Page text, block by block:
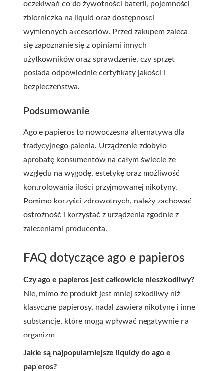
oczekiwań co do żywotności baterii, pojemności
zbiorniczka na liquid oraz dostępności
wymiennych akcesoriów. Przed zakupem zaleca
się zapoznanie się z opiniami innych
użytkowników oraz sprawdzenie, czy sprzęt
posiada odpowiednie certyfikaty jakości i
bezpieczeństwa.
Podsumowanie
Ago e papieros to nowoczesna alternatywa dla
tradycyjnego palenia. Urządzenie zdobyło
aprobatę konsumentów na całym świecie ze
względu na wygodę, estetykę oraz możliwość
kontrolowania ilości przyjmowanej nikotyny.
Pomimo korzyści zdrowotnych, należy zachować
ostrożność i korzystać z urządzenia zgodnie z
zaleceniami producenta.
FAQ dotyczące ago e papieros
Czy ago e papieros jest całkowicie nieszkodliwy?
Nie, mimo że produkt jest mniej szkodliwy niż
klasyczne papierosy, nadal zawiera nikotynę i inne
substancje, które mogą wpływać negatywnie na
organizm.
Jakie są najpopularniejsze liquidy do ago e
papieros?